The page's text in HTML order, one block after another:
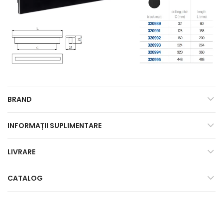
BRAND
INFORMAȚII SUPLIMENTARE
LIVRARE
CATALOG